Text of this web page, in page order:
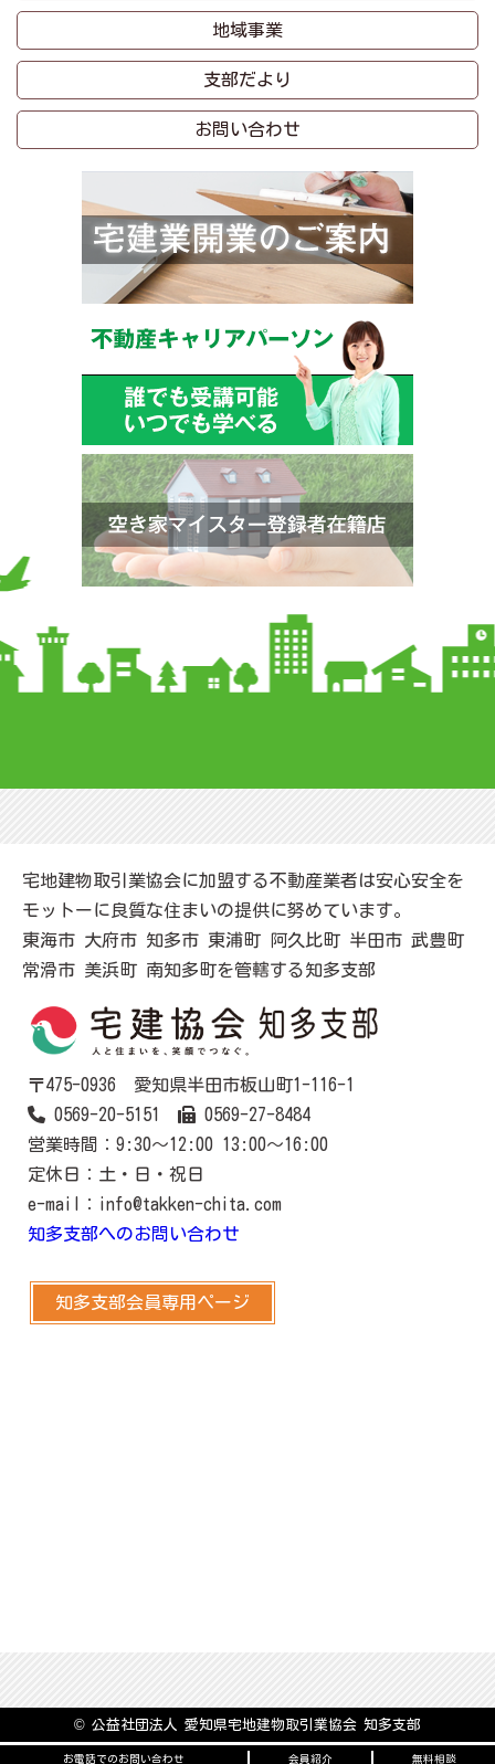
地域事業
支部だより
お問い合わせ
宅地建物取引業協会に加盟する不動産業者は安心安全を
モットーに良質な住まいの提供に努めています。
東海市 大府市 知多市 東浦町 阿久比町 半田市 武豊町
常滑市 美浜町 南知多町を管轄する知多支部
〒475-0936 愛知県半田市板山町1-116-1
0569-20-5151
0569-27-8484
営業時間：9:30～12:00 13:00～16:00
定休日：土・日・祝日
e-mail：info@takken-chita.com
知多支部へのお問い合わせ
知多支部会員専用ページ
© 公益社団法人 愛知県宅地建物取引業協会 知多支部
お電話でのお問い合わせ 会員紹介 無料相談